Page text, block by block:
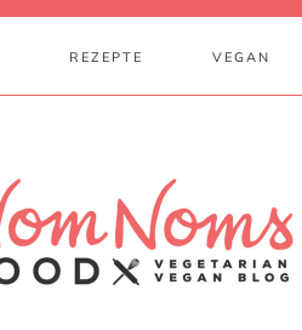
REZEPTE VEGAN